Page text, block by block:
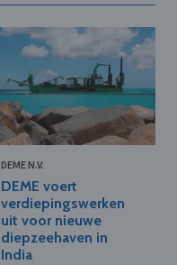
DEME N.V.
DEME voert
verdiepingswerken
uit voor nieuwe
diepzeehaven in
India